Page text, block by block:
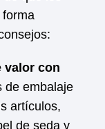
valor con
de embalaje
artículos,
de seda y